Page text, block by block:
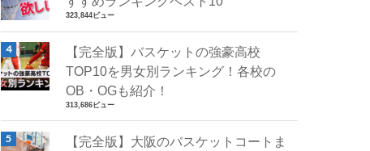
323,844ビュー
【完全版】バスケットの強豪高校
TOP10を男女別ランキング！各校の
OB・OGも紹介！
313,686ビュー
【完全版】大阪のバスケットコートま